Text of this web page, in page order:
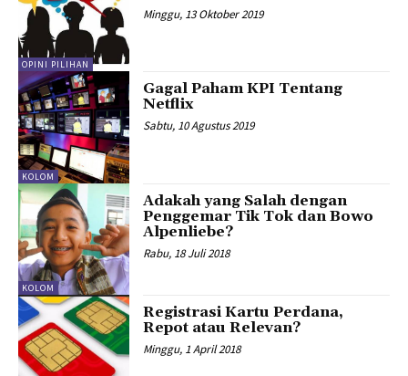
OPINI PILIHAN
Minggu, 13 Oktober 2019
KOLOM
Gagal Paham KPI Tentang
Netflix
Sabtu, 10 Agustus 2019
KOLOM
Adakah yang Salah dengan
Penggemar Tik Tok dan Bowo
Alpenliebe?
Rabu, 18 Juli 2018
Registrasi Kartu Perdana,
Repot atau Relevan?
Minggu, 1 April 2018